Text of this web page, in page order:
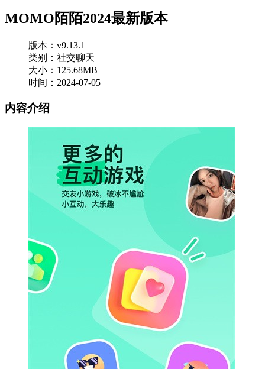
MOMO陌陌2024最新版本
版本：v9.13.1
类别：社交聊天
大小：125.68MB
时间：2024-07-05
内容介绍